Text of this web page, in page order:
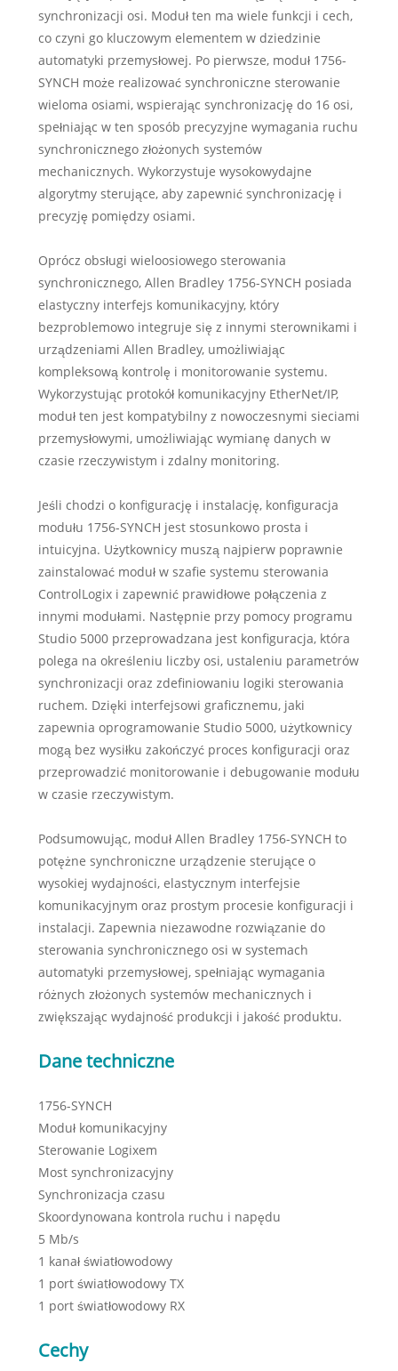
synchronizacji osi. Moduł ten ma wiele funkcji i cech,
co czyni go kluczowym elementem w dziedzinie
automatyki przemysłowej. Po pierwsze, moduł 1756-
SYNCH może realizować synchroniczne sterowanie
wieloma osiami, wspierając synchronizację do 16 osi,
spełniając w ten sposób precyzyjne wymagania ruchu
synchronicznego złożonych systemów
mechanicznych. Wykorzystuje wysokowydajne
algorytmy sterujące, aby zapewnić synchronizację i
precyzję pomiędzy osiami.
Oprócz obsługi wieloosiowego sterowania
synchronicznego, Allen Bradley 1756-SYNCH posiada
elastyczny interfejs komunikacyjny, który
bezproblemowo integruje się z innymi sterownikami i
urządzeniami Allen Bradley, umożliwiając
kompleksową kontrolę i monitorowanie systemu.
Wykorzystując protokół komunikacyjny EtherNet/IP,
moduł ten jest kompatybilny z nowoczesnymi sieciami
przemysłowymi, umożliwiając wymianę danych w
czasie rzeczywistym i zdalny monitoring.
Jeśli chodzi o konfigurację i instalację, konfiguracja
modułu 1756-SYNCH jest stosunkowo prosta i
intuicyjna. Użytkownicy muszą najpierw poprawnie
zainstalować moduł w szafie systemu sterowania
ControlLogix i zapewnić prawidłowe połączenia z
innymi modułami. Następnie przy pomocy programu
Studio 5000 przeprowadzana jest konfiguracja, która
polega na określeniu liczby osi, ustaleniu parametrów
synchronizacji oraz zdefiniowaniu logiki sterowania
ruchem. Dzięki interfejsowi graficznemu, jaki
zapewnia oprogramowanie Studio 5000, użytkownicy
mogą bez wysiłku zakończyć proces konfiguracji oraz
przeprowadzić monitorowanie i debugowanie modułu
w czasie rzeczywistym.
Podsumowując, moduł Allen Bradley 1756-SYNCH to
potężne synchroniczne urządzenie sterujące o
wysokiej wydajności, elastycznym interfejsie
komunikacyjnym oraz prostym procesie konfiguracji i
instalacji. Zapewnia niezawodne rozwiązanie do
sterowania synchronicznego osi w systemach
automatyki przemysłowej, spełniając wymagania
różnych złożonych systemów mechanicznych i
zwiększając wydajność produkcji i jakość produktu.
Dane techniczne
1756-SYNCH
Moduł komunikacyjny
Sterowanie Logixem
Most synchronizacyjny
Synchronizacja czasu
Skoordynowana kontrola ruchu i napędu
5 Mb/s
1 kanał światłowodowy
1 port światłowodowy TX
1 port światłowodowy RX
Cechy